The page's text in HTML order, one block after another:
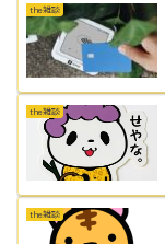
the雑談
the雑談
the雑談